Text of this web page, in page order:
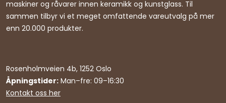
maskiner og råvarer innen keramikk og kunstglass. Til
sammen tilbyr vi et meget omfattende vareutvalg på mer
enn 20.000 produkter.
Rosenholmveien 4b, 1252 Oslo
Åpningstider: Man–fre: 09–16:30
Kontakt oss her